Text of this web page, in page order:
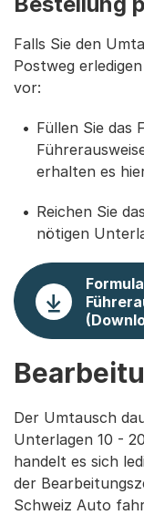
Falls Sie den
Postweg
vor:
Füllen Sie das
erhalten es
Reichen Sie
nötigen
Der Umtausch
Unterlagen 10 -
handelt es sich
der
Schweiz Auto